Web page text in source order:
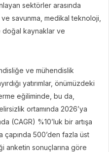
sektörler arasında
savunma, medikal teknoloji,
doğal kaynaklar ve
ve mühendislik
yatırımlar, önümüzdeki
eğiliminde, bu da,
ortamında 2026’ya
(CAGR) %10’luk bir artışa
çapında 500’den fazla üst
sonuçlarına göre